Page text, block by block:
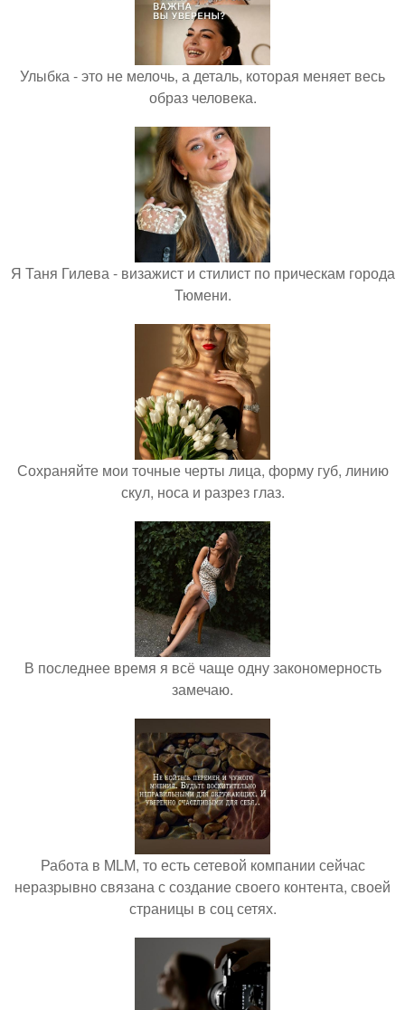
Улыбка - это не мелочь, а деталь, которая меняет весь
образ человека.
Я Таня Гилева - визажист и стилист по прическам города
Тюмени.
Сохраняйте мои точные черты лица, форму губ, линию
скул, носа и разрез глаз.
В последнее время я всё чаще одну закономерность
замечаю.
Работа в MLM, то есть сетевой компании сейчас
неразрывно связана с создание своего контента, своей
страницы в соц сетях.